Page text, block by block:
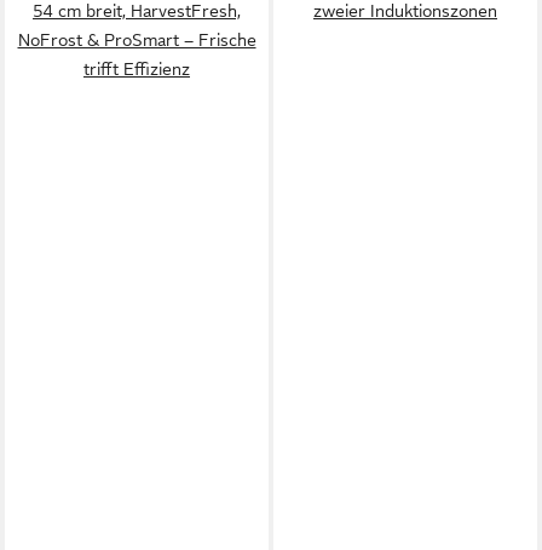
54 cm breit, HarvestFresh,
NoFrost & ProSmart – Frische
trifft Effizienz
zweier Induktionszonen